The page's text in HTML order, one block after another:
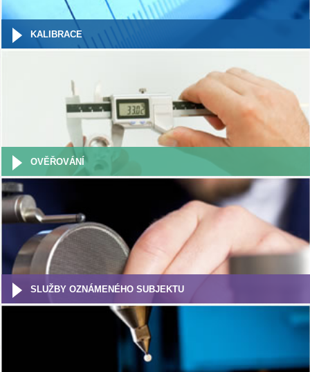
KALIBRACE
OVĚŘOVÁNÍ
SLUŽBY OZNÁMENÉHO SUBJEKTU